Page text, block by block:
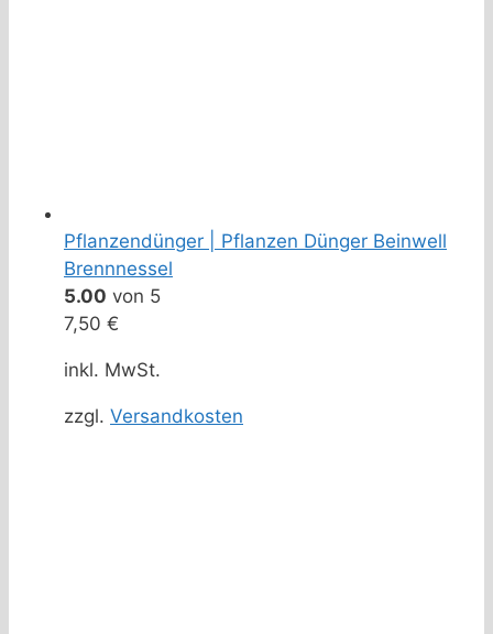
Pflanzendünger | Pflanzen Dünger Beinwell
Brennnessel
5.00 von 5
7,50 €
inkl. MwSt.
zzgl. Versandkosten